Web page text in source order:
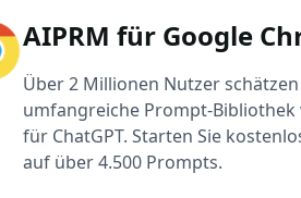
AIPRM für Google
Über 2 Millionen Nutzer
umfangreiche Prompt-Bibliothek
für ChatGPT. Starten Sie
auf über 4.500 Prompts.